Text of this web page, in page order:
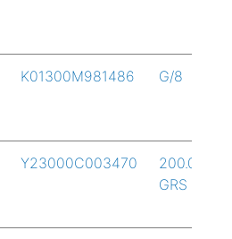
K01300M981486 G/8
Y23000C003470
200.00
GRS